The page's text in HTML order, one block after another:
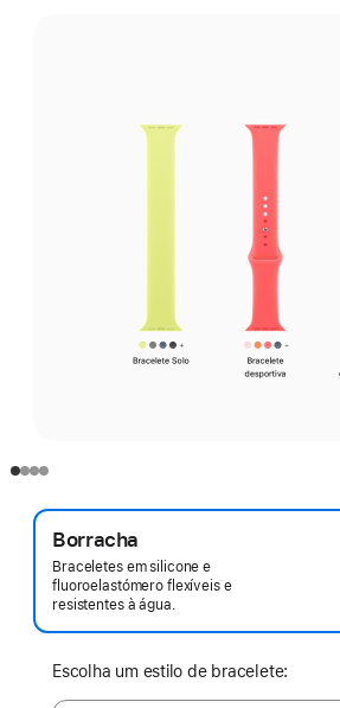
Borracha
Braceletes em silicone e
fluoroelastómero flexíveis e
resistentes à água.
Escolha um estilo de bracelete: